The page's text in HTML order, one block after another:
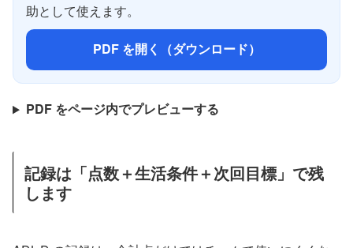
助として使えます。
PDF を開く（ダウンロード）
PDF をページ内でプレビューする
記録は「点数＋生活条件＋次回目標」で残
します